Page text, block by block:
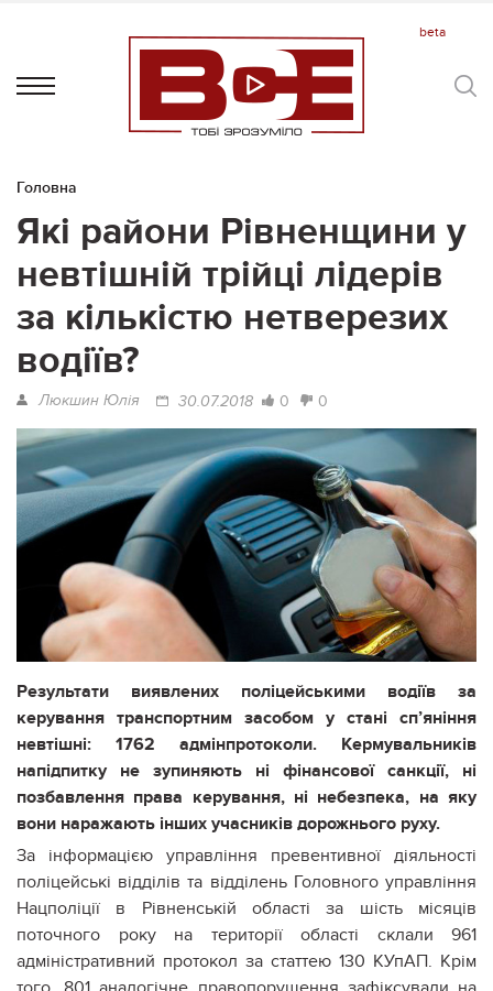
Головна
Які райони Рівненщини у
невтішній трійці лідерів
за кількістю нетверезих
водіїв?
Люкшин Юлія 30.07.2018 0 0
Результати виявлених поліцейськими водіїв за
керування транспортним засобом у стані сп’яніння
невтішні: 1762 адмінпротоколи. Кермувальників
напідпитку не зупиняють ні фінансової санкції, ні
позбавлення права керування, ні небезпека, на яку
вони наражають інших учасників дорожнього руху.
За інформацією управління превентивної діяльності
поліцейські відділів та відділень Головного управління
Нацполіції в Рівненській області за шість місяців
поточного року на території області склали 961
адміністративний протокол за статтею 130 КУпАП. Крім